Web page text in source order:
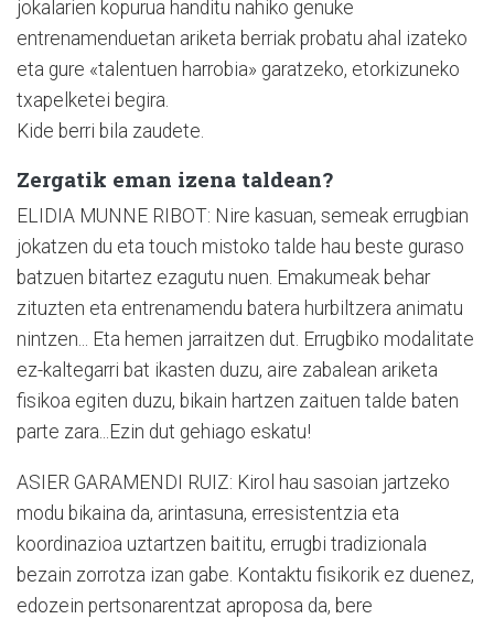
jokalarien kopurua handitu nahiko genuke
entrenamenduetan ariketa berriak probatu ahal izateko
eta gure «talentuen harrobia» garatzeko, etorkizuneko
txapelketei begira.
Kide berri bila zaudete.
Zergatik eman izena taldean?
ELIDIA MUNNE RIBOT: Nire kasuan, semeak errugbian
jokatzen du eta touch mistoko talde hau beste guraso
batzuen bitartez ezagutu nuen. Emakumeak behar
zituzten eta entrenamendu batera hurbiltzera animatu
nintzen... Eta hemen jarraitzen dut. Errugbiko modalitate
ez-kaltegarri bat ikasten duzu, aire zabalean ariketa
fisikoa egiten duzu, bikain hartzen zaituen talde baten
parte zara...Ezin dut gehiago eskatu!
ASIER GARAMENDI RUIZ: Kirol hau sasoian jartzeko
modu bikaina da, arintasuna, erresistentzia eta
koordinazioa uztartzen baititu, errugbi tradizionala
bezain zorrotza izan gabe. Kontaktu fisikorik ez duenez,
edozein pertsonarentzat aproposa da, bere